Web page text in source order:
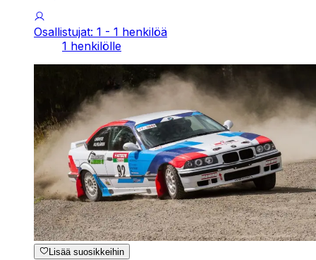
Osallistujat: 1 - 1 henkilöä
1 henkilölle
Lisää suosikkeihin